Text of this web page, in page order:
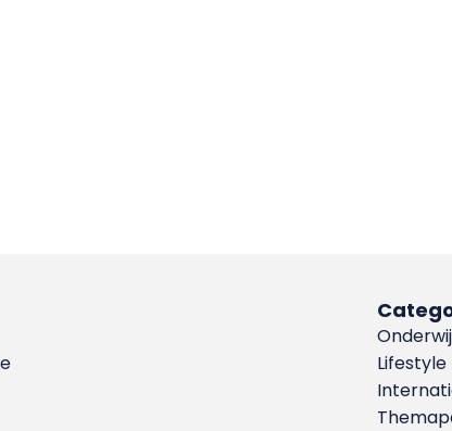
Lifestyle